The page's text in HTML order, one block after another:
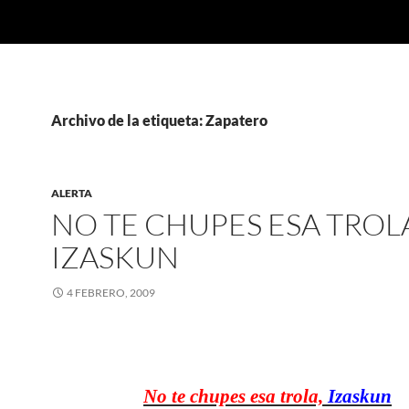
Archivo de la etiqueta: Zapatero
ALERTA
NO TE CHUPES ESA
IZASKUN
4 FEBRERO, 2009
No te chupes esa trola,Izaskun